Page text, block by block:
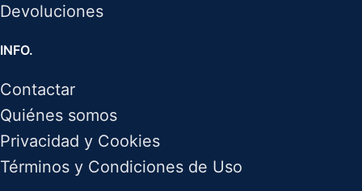
Devoluciones
INFO.
Contactar
Quiénes somos
Privacidad y Cookies
Términos y Condiciones de Uso